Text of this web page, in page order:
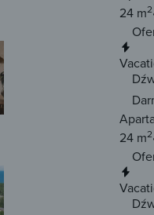
24 m2
24 m2